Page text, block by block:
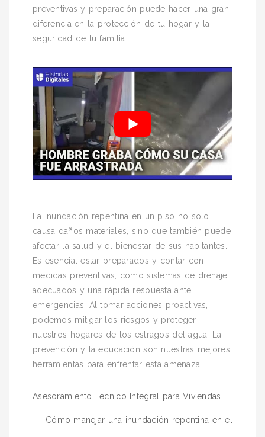
preventivas y preparación puede hacer una gran
diferencia en la protección de tu hogar y la
seguridad de tu familia.
La inundación repentina en un piso no solo
causa daños materiales, sino que también puede
afectar la salud y el bienestar de sus habitantes.
Es esencial estar preparados y contar con
medidas preventivas, como sistemas de drenaje
adecuados y una rápida respuesta ante
emergencias. Al tomar acciones proactivas,
podemos mitigar los riesgos y proteger
nuestros hogares de los estragos del agua. La
prevención y la educación son nuestras mejores
herramientas para enfrentar esta amenaza.
Navegación
de
Asesoramiento Técnico Integral para Viviendas
Cómo manejar una inundación repentina en el